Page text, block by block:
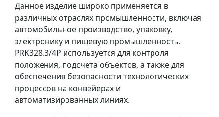
Данное изделие широко применяется в
различных отраслях промышленности, включая
автомобильное производство, упаковку,
электронику и пищевую промышленность.
PRK328.3/4P используется для контроля
положения, подсчета объектов, а также для
обеспечения безопасности технологических
процессов на конвейерах и
автоматизированных линиях.